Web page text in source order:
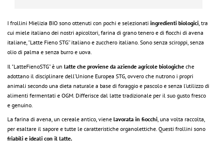
I frollini Mielizia BIO sono ottenuti con pochi e selezionati ingredienti biologici, tra
cui miele italiano dei nostri apicoltori, farina di grano tenero e di fiocchi di avena
italiane, "Latte Fieno STG’’ italiano e zucchero italiano. Sono senza sciroppi, senza
olio di palma e senza burro e uova.
Il "LatteFienoSTG’’ è un latte che proviene da aziende agricole biologiche che
adottano il disciplinare dell’Unione Europea STG, ovvero che nutrono i propri
animali secondo una dieta naturale a base di foraggio e pascolo e senza l’utilizzo di
alimenti fermentati e OGM. Differisce dal latte tradizionale per il suo gusto fresco
e genuino.
La farina di avena, un cereale antico, viene lavorata in fiocchi, una volta raccolta,
per esaltare il sapore e tutte le caratteristiche organolettiche. Questi frollini sono
friabili e ideali con il latte.